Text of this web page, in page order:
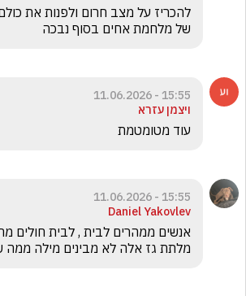
של מלחמת אחים בסוף נבכה
15:55 - 11.06.2026
ויצמן עזרא
עוד מטומטמת
15:55 - 11.06.2026
Daniel Yakovlev
מלתת גז אלה לא מבינים מילה ממה